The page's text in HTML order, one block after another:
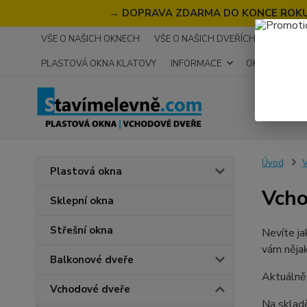
→ DOPRAVA ZDARMA DO KONCE
VŠE O NAŠICH OKNECH VŠE O NAŠICH DVEŘÍCH
PLASTOVÁ OKNA KLATOVY
INFORMACE OKNA NA
Plastová okna
Sklepní okna
Střešní okna
Balkonové dveře
Vchodové dveře
Úvod
Nevíte
vám